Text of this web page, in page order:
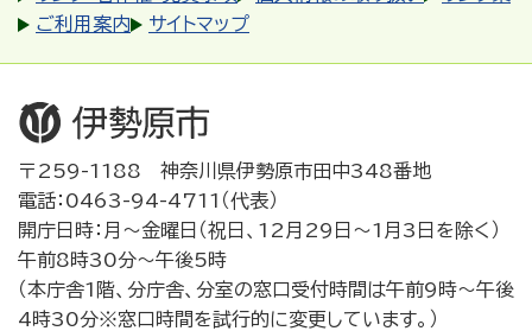
ご利用案内
サイトマップ
〒259-1188 神奈川県伊勢原市田中348番地
電話：0463-94-4711（代表）
開庁日時：月～金曜日（祝日、12月29日～1月3日を除く）
午前8時30分～午後5時
（本庁舎1階、分庁舎、分室の窓口受付時間は午前9時～午後
4時30分※窓口時間を試行的に変更しています。）